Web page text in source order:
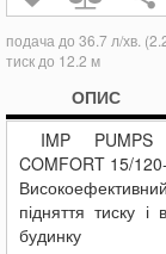
подача до 36.7 л/хв.
тиск до 12.2 м
ОПИС
IMP
COMFORT 15/
підняття тиску і
будинку